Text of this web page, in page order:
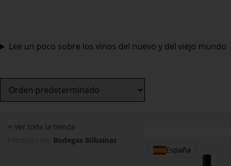
Lee un poco sobre los vinos del nuevo y del viejo mundo
España
←Ver toda la tienda
Bodegas Bilbaínas